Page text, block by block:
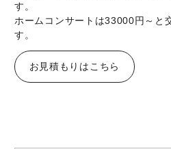
す。
ホームコンサートは33000円～と
す。
お見積もりはこちら